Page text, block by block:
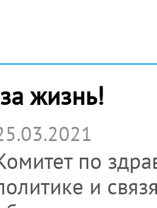
жизнь!
по
и